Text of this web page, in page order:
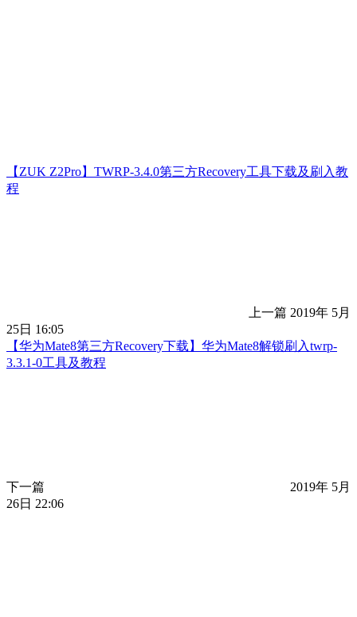
【ZUK Z2Pro】TWRP-3.4.0第三方Recovery工具下载及刷入教
程
上一篇 2019年 5月
25日 16:05
【华为Mate8第三方Recovery下载】华为Mate8解锁刷入twrp-
3.3.1-0工具及教程
下一篇
2019年 5月
26日 22:06